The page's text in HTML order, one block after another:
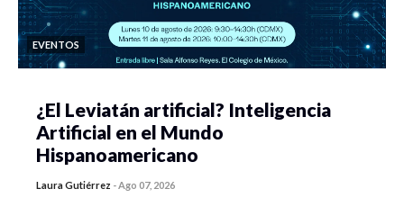
EVENTOS
¿El Leviatán artificial? Inteligencia
Artificial en el Mundo
Hispanoamericano
Laura Gutiérrez -Ago 07, 2026